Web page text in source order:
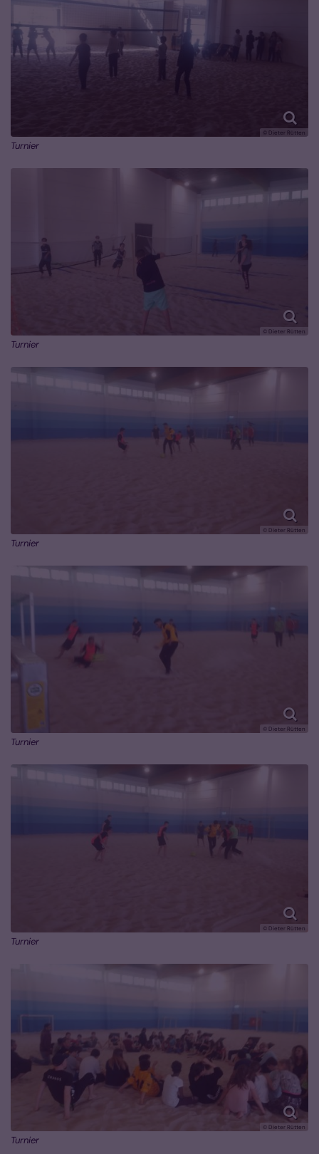
© Dieter Rütten
Turnier
© Dieter Rütten
Turnier
© Dieter Rütten
Turnier
© Dieter Rütten
Turnier
© Dieter Rütten
Turnier
© Dieter Rütten
Turnier